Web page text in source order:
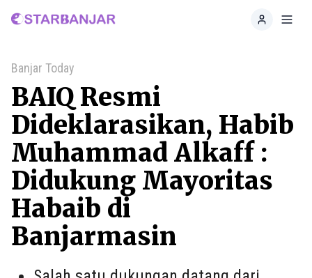
Home
Banjar Today
BAIQ Resmi
Dideklarasikan, Habib
Muhammad Alkaff :
Didukung Mayoritas
Habaib di
Banjarmasin